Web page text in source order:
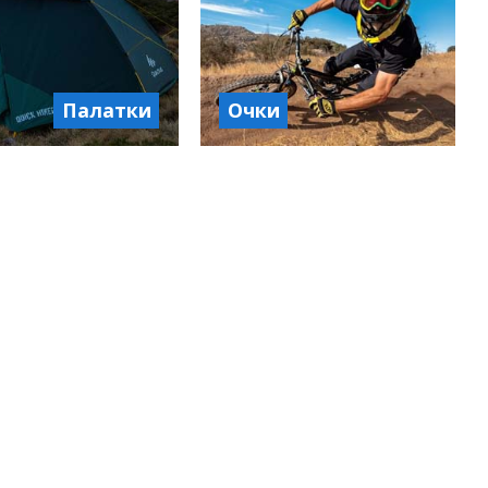
Палатки Очки